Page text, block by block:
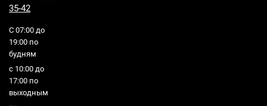
35-42
С 07:00 до
19:00 по
будням
с 10:00 до
17:00 по
выходным